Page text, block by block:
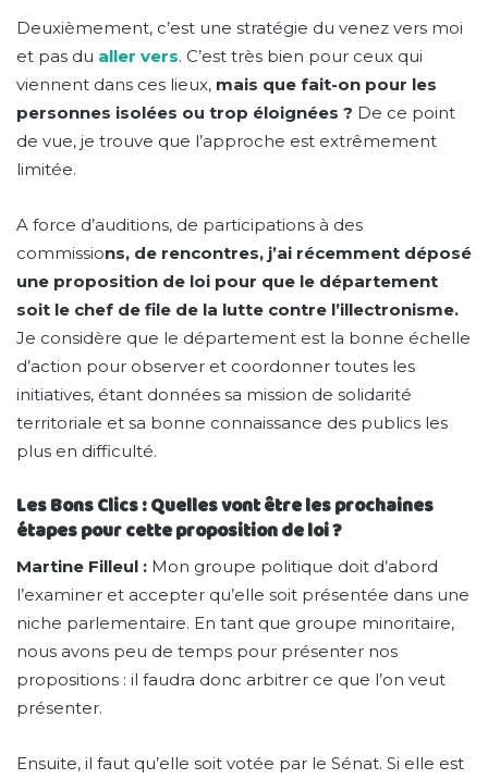
Deuxièmement, c’est une stratégie du venez vers moi
et pas du aller vers. C’est très bien pour ceux qui
viennent dans ces lieux, mais que fait-on pour les
personnes isolées ou trop éloignées ? De ce point
de vue, je trouve que l’approche est extrêmement
limitée.
A force d’auditions, de participations à des
commissions, de rencontres, j’ai récemment déposé
une proposition de loi pour que le département
soit le chef de file de la lutte contre l’illectronisme.
Je considère que le département est la bonne échelle
d’action pour observer et coordonner toutes les
initiatives, étant données sa mission de solidarité
territoriale et sa bonne connaissance des publics les
plus en difficulté.
Les Bons Clics : Quelles vont être les prochaines
étapes pour cette proposition de loi ?
Martine Filleul : Mon groupe politique doit d’abord
l’examiner et accepter qu’elle soit présentée dans une
niche parlementaire. En tant que groupe minoritaire,
nous avons peu de temps pour présenter nos
propositions : il faudra donc arbitrer ce que l’on veut
présenter.
Ensuite, il faut qu’elle soit votée par le Sénat. Si elle est